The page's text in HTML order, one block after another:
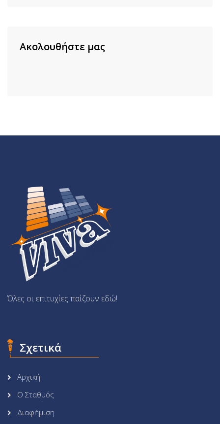
Ακολουθήστε μας
Όλες οι επιτυχίες παίζουν εδώ!
Σχετικά
Αρχική
Ο Σταθμός
Διαφήμιση